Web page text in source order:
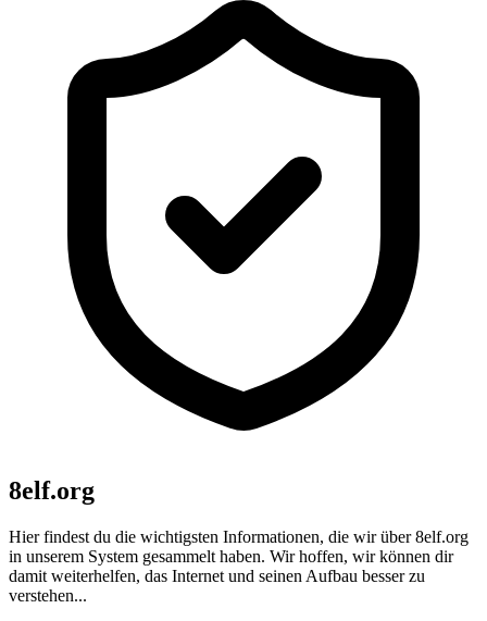
8elf.org
Hier findest du die wichtigsten Informationen, die wir über8elf.org
in unserem System gesammelt haben. Wir hoffen, wir können dir
damit weiterhelfen, das Internet und seinen Aufbau besser zu
verstehen...